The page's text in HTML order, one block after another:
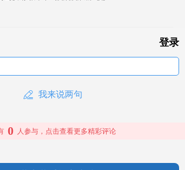
登录
我来说两句
0 人参与，点击查看更多精彩评论